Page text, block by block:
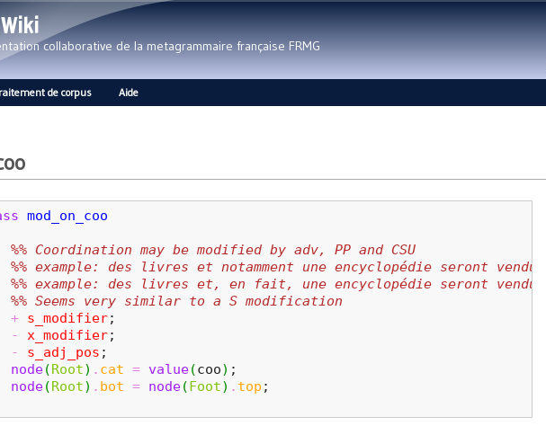
collaborative de la metagrammaire française FRMG
de corpus Aide
mod_on_coo
%% Coordination may be modified by adv, PP and CSU
%% example: des livres et notamment une encyclopédie seront vendues
%% example: des livres et, en fait, une encyclopédie seront vendues
%% Seems very similar to a S modification
+
s_modifier;
-
x_modifier;
-
s_adj_pos ;
node(Root) . cat = value(coo) ;
node(Root) . bot = node(Foot) . top ;